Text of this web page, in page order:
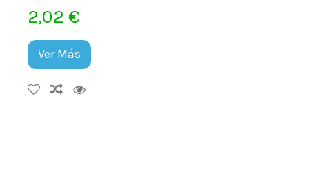
2,02 €
Ver Más